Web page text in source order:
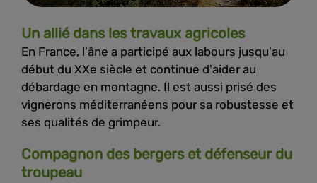
Un allié dans les travaux agricoles
En France, l'âne a participé aux labours jusqu'au
début du XXe siècle et continue d'aider au
débardage en montagne. Il est aussi prisé des
vignerons méditerranéens pour sa robustesse et
ses qualités de grimpeur.
Compagnon des bergers et défenseur du
troupeau